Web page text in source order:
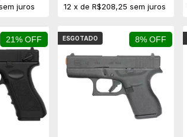
juros 12 xdeR$208,25 sem juros
21% OFF 8% OFF
ESGOTADO